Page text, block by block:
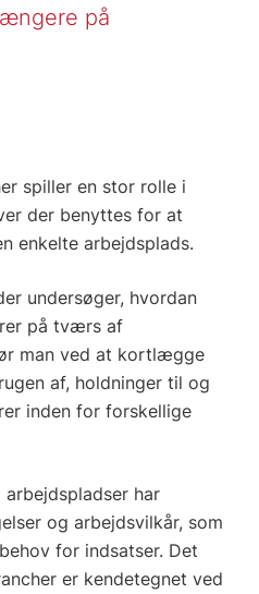
på
spiller en stor rolle i
der benyttes for at
enkelte arbejdsplads.
undersøger, hvordan
på tværs af
man ved at kortlægge
af, holdninger til og
inden for forskellige
har
og arbejdsvilkår, som
for indsatser. Det
er kendetegnet ved